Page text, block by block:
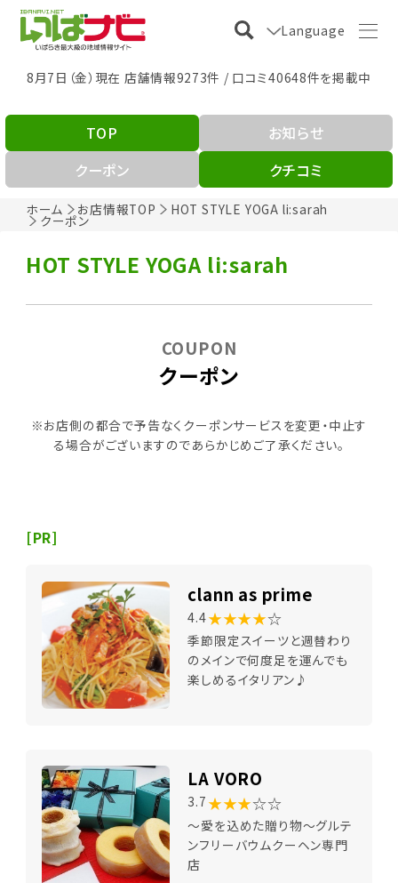
Language
8月7日（金）現在 店舗情報9273件 / 口コミ40648件を掲載中
ホーム お店情報TOP HOT STYLE YOGA li:sarah
クーポン
TOP
お知らせ
クーポン
クチコミ
HOT STYLE YOGA li:sarah
クーポン
COUPON
※お店側の都合で予告なくクーポンサービスを変更・中止す
る場合がございますのであらかじめご了承ください。
[PR]
clann as prime
4.4★★★★☆
季節限定スイーツと週替わり
のメインで何度足を運んでも
楽しめるイタリアン♪
LA VORO
3.7 ★★★☆☆
～愛を込めた贈り物～グルテ
ンフリーバウムクーヘン専門
店